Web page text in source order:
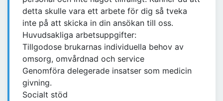
detta skulle vara ett arbete för dig så tveka
inte på att skicka in din ansökan till oss.
Huvudsakliga arbetsuppgifter:
Tillgodose brukarnas individuella behov av
omsorg, omvårdnad och service
Genomföra delegerade insatser som medicin
givning.
Socialt stöd